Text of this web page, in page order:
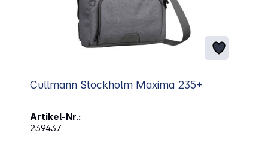
Cullmann Stockholm Maxima 235+
Artikel-Nr.:
239437